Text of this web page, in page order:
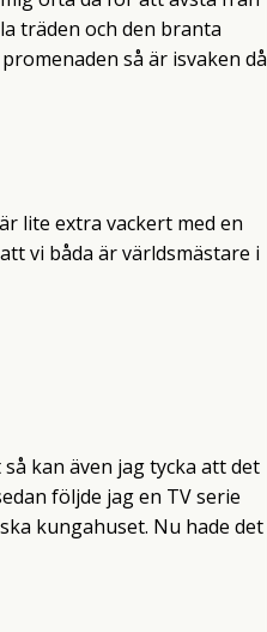
träden och den branta
så är isvaken då
lite extra vackert med en
vi båda är världsmästare i
kan även jag tycka att det
följde jag en TV serie
kungahuset. Nu hade det